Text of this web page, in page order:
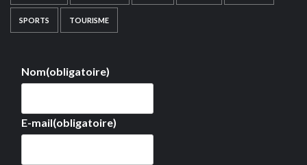
SPORTS TOURISME
Nom(obligatoire)
E-mail(obligatoire)